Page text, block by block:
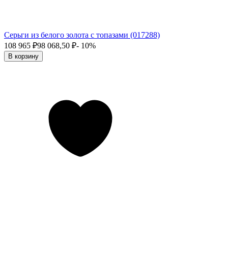
Серьги из белого золота с топазами (017288)
108 965 ₽98 068,50 ₽- 10%
В корзину